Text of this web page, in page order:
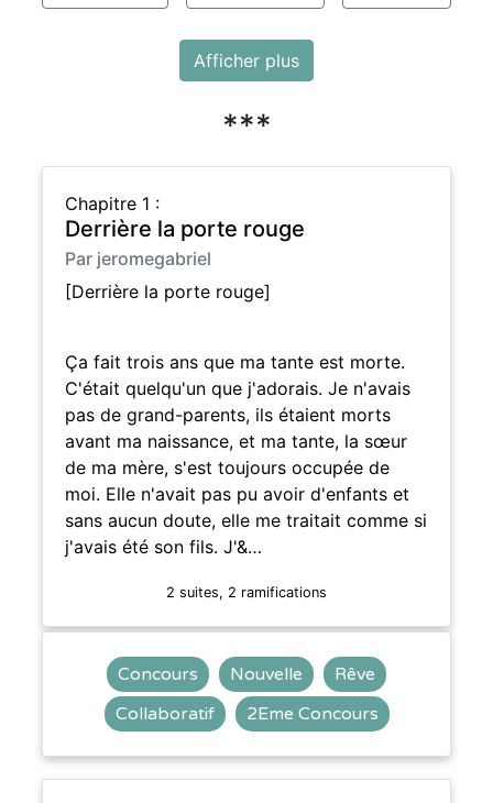
Afficher plus
***
Chapitre 1 :
Derrière la porte rouge
Par jeromegabriel
[Derrière la porte rouge]
Ça fait trois ans que ma tante est morte.
C'était quelqu'un que j'adorais. Je n'avais
pas de grand-parents, ils étaient morts
avant ma naissance, et ma tante, la sœur
de ma mère, s'est toujours occupée de
moi. Elle n'avait pas pu avoir d'enfants et
sans aucun doute, elle me traitait comme si
j'avais été son fils. J'&…
2 suites, 2 ramifications
Concours Nouvelle
Rêve
Collaboratif
2Eme Concours